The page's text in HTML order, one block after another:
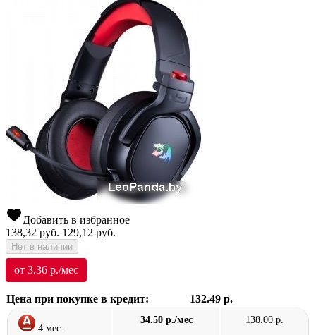
favoriteДобавить в избранное
138,32 руб. 129,12 руб.
Нет в наличии
от 3.36 р./мес
Цена при покупке в кредит: 132.49 р.
4 мес.
34.50 р./мес 138.00 р.